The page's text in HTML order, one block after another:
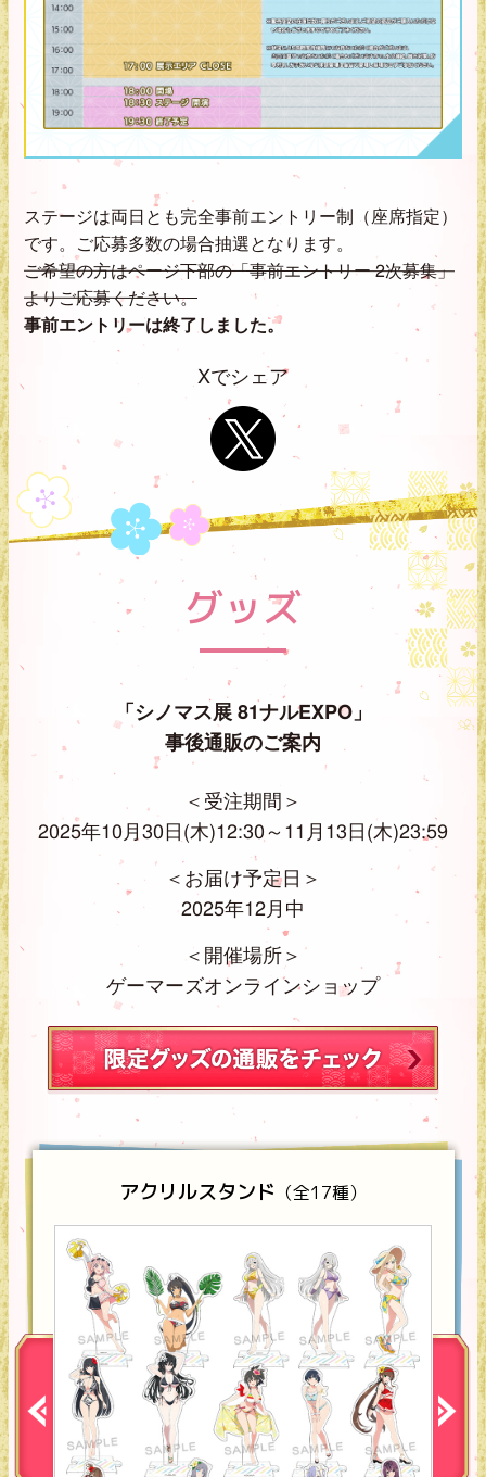
ステージは両日とも完全事前エントリー制（座席指定）
です。ご応募多数の場合抽選となります。
ご希望の方はページ下部の「事前エントリー 2次募集」
よりご応募ください。
事前エントリーは終了しました。
Xでシェア
グッズ
「シノマス展 81ナルEXPO」
事後通販のご案内
＜受注期間＞
2025年10月30日(木)12:30～11月13日(木)23:59
＜お届け予定日＞
2025年12月中
＜開催場所＞
ゲーマーズオンラインショップ
アクリルスタンド （全17種）